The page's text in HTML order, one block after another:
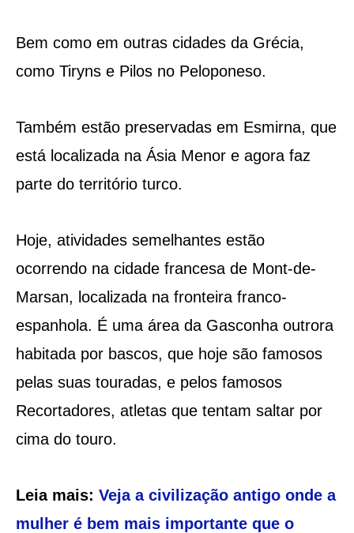
Bem como em outras cidades da Grécia,
como Tiryns e Pilos no Peloponeso.
Também estão preservadas em Esmirna, que
está localizada na Ásia Menor e agora faz
parte do território turco.
Hoje, atividades semelhantes estão
ocorrendo na cidade francesa de Mont-de-
Marsan, localizada na fronteira franco-
espanhola. É uma área da Gasconha outrora
habitada por bascos, que hoje são famosos
pelas suas touradas, e pelos famosos
Recortadores, atletas que tentam saltar por
cima do touro.
Leia mais: Veja a civilização antigo onde a
mulher é bem mais importante que o